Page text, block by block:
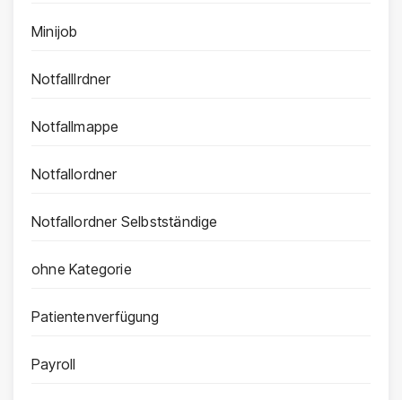
Minijob
Notfalllrdner
Notfallmappe
Notfallordner
Notfallordner Selbstständige
ohne Kategorie
Patientenverfügung
Payroll